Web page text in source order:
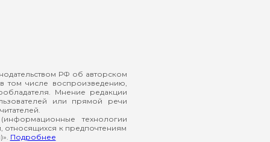
РФ об авторском
числе воспроизведению,
Мнение редакции
или прямой речи
технологии
относящихся к предпочтениям
Подробнее